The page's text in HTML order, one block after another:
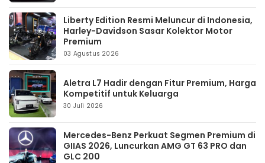
Liberty Edition Resmi Meluncur di Indonesia,
Harley-Davidson Sasar Kolektor Motor
Premium
03 Agustus 2026
Aletra L7 Hadir dengan Fitur Premium, Harga
Kompetitif untuk Keluarga
30 Juli 2026
Mercedes-Benz Perkuat Segmen Premium di
GIIAS 2026, Luncurkan AMG GT 63 PRO dan
GLC 200